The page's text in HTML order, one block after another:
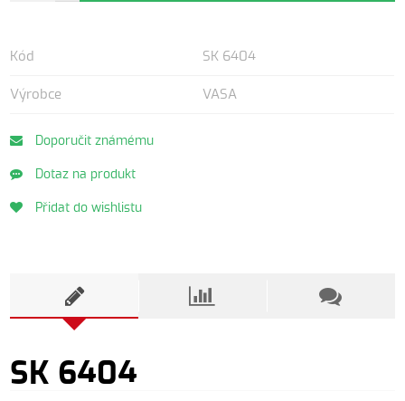
Kód SK 6404
Výrobce VASA
Doporučit známému
Dotaz na produkt
Přidat do wishlistu
SK 6404